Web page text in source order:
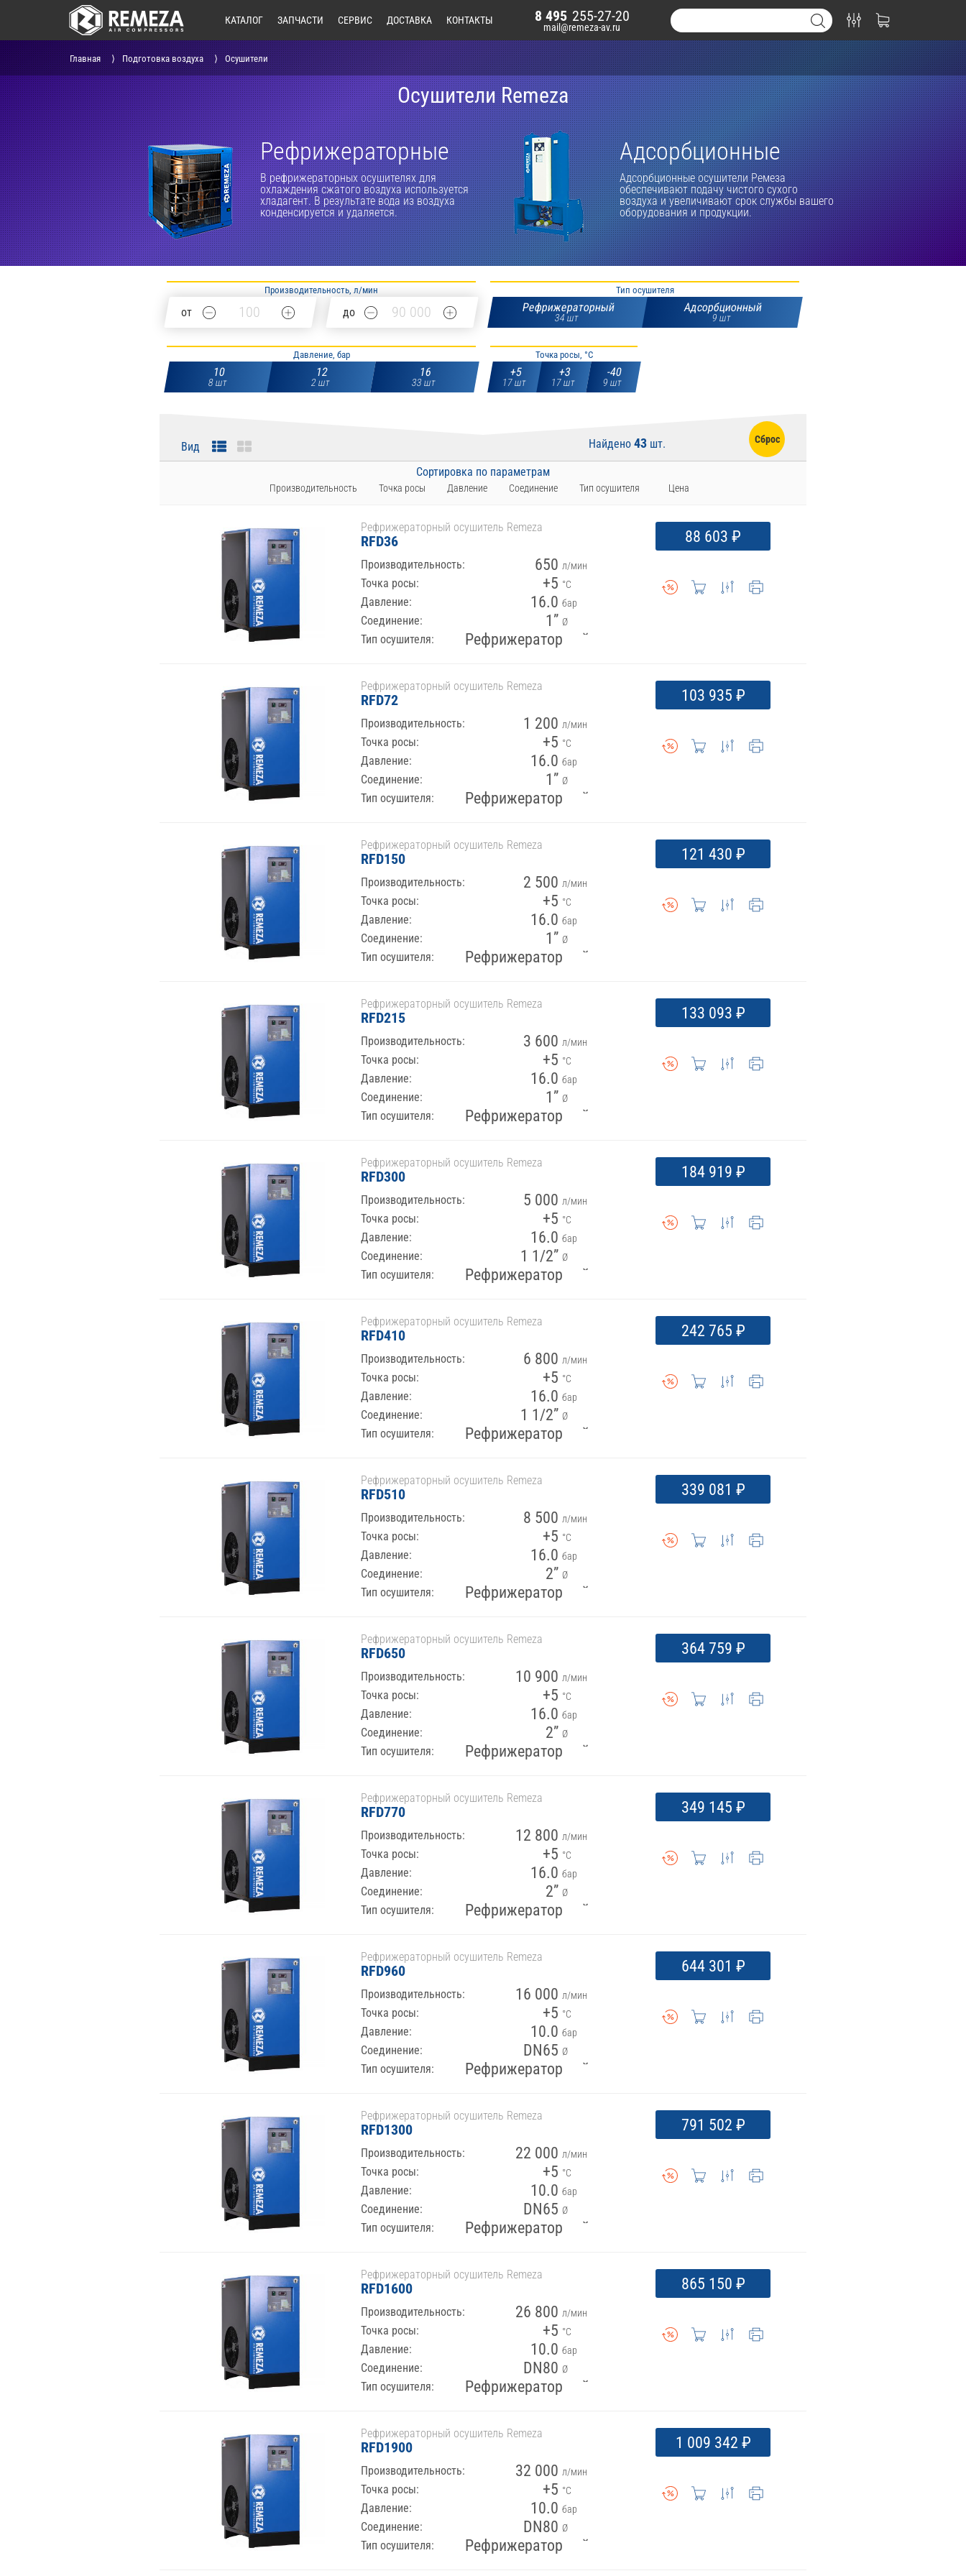
КАТАЛОГ ЗАПЧАСТИ СЕРВИС ДОСТАВКА КОНТАКТЫ 8 495 255-27-20
mail@remeza-av.ru
Главная Подготовка воздуха Осушители
Осушители Remeza
Рефрижераторные
В рефрижераторных осушителях для
охлаждения сжатого воздуха используется
хладагент. В результате вода из воздуха
конденсируется и удаляется.
Адсорбционные
Адсорбционные осушители Ремеза
обеспечивают подачу чистого сухого
воздуха и увеличивают срок службы вашего
оборудования и продукции.
Производительность, л/мин
от до
Тип осушителя
Рефрижераторный
34 шт
Адсорбционный
9 шт
Давление, бар
10
8 шт
12
2 шт
16
33 шт
Точка росы, °С
+5
17 шт
+3
17 шт
-40
9 шт
Вид Найдено 43шт. Сброс
Сортировка по параметрам
Производительность Точка росы Давление Соединение Тип осушителя Цена
Рефрижераторный осушитель Remeza
RFD36
Производительность: 650 л/мин
Точка росы: +5 °С
Давление: 16.0 бар
Соединение: 1” Ø
Тип осушителя: Рефрижераторный
88 603 ₽
Рефрижераторный осушитель Remeza
RFD72
Производительность: 1 200 л/мин
Точка росы: +5 °С
Давление: 16.0 бар
Соединение: 1” Ø
Тип осушителя: Рефрижераторный
103 935 ₽
Рефрижераторный осушитель Remeza
RFD150
Производительность: 2 500 л/мин
Точка росы: +5 °С
Давление: 16.0 бар
Соединение: 1” Ø
Тип осушителя: Рефрижераторный
121 430 ₽
Рефрижераторный осушитель Remeza
RFD215
Производительность: 3 600 л/мин
Точка росы: +5 °С
Давление: 16.0 бар
Соединение: 1” Ø
Тип осушителя: Рефрижераторный
133 093 ₽
Рефрижераторный осушитель Remeza
RFD300
Производительность: 5 000 л/мин
Точка росы: +5 °С
Давление: 16.0 бар
Соединение: 1 1/2” Ø
Тип осушителя: Рефрижераторный
184 919 ₽
Рефрижераторный осушитель Remeza
RFD410
Производительность: 6 800 л/мин
Точка росы: +5 °С
Давление: 16.0 бар
Соединение: 1 1/2” Ø
Тип осушителя: Рефрижераторный
242 765 ₽
Рефрижераторный осушитель Remeza
RFD510
Производительность: 8 500 л/мин
Точка росы: +5 °С
Давление: 16.0 бар
Соединение: 2” Ø
Тип осушителя: Рефрижераторный
339 081 ₽
Рефрижераторный осушитель Remeza
RFD650
Производительность: 10 900 л/мин
Точка росы: +5 °С
Давление: 16.0 бар
Соединение: 2” Ø
Тип осушителя: Рефрижераторный
364 759 ₽
Рефрижераторный осушитель Remeza
RFD770
Производительность: 12 800 л/мин
Точка росы: +5 °С
Давление: 16.0 бар
Соединение: 2” Ø
Тип осушителя: Рефрижераторный
349 145 ₽
Рефрижераторный осушитель Remeza
RFD960
Производительность: 16 000 л/мин
Точка росы: +5 °С
Давление: 10.0 бар
Соединение: DN65 Ø
Тип осушителя: Рефрижераторный
644 301 ₽
Рефрижераторный осушитель Remeza
RFD1300
Производительность: 22 000 л/мин
Точка росы: +5 °С
Давление: 10.0 бар
Соединение: DN65 Ø
Тип осушителя: Рефрижераторный
791 502 ₽
Рефрижераторный осушитель Remeza
RFD1600
Производительность: 26 800 л/мин
Точка росы: +5 °С
Давление: 10.0 бар
Соединение: DN80 Ø
Тип осушителя: Рефрижераторный
865 150 ₽
Рефрижераторный осушитель Remeza
RFD1900
Производительность: 32 000 л/мин
Точка росы: +5 °С
Давление: 10.0 бар
Соединение: DN80 Ø
Тип осушителя: Рефрижераторный
1 009 342 ₽